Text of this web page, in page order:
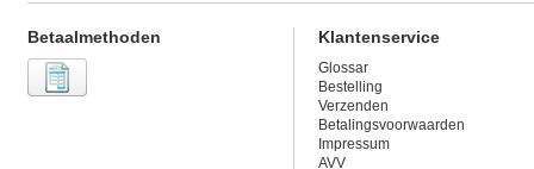
Betaalmethoden Klantenservice
Glossar
Bestelling
Verzenden
Betalingsvoorwaarden
Impressum
AVV